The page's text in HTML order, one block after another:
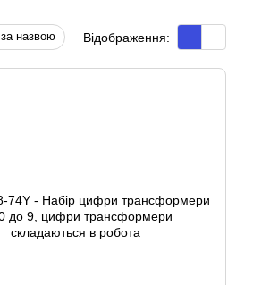
за назвою Відображення: